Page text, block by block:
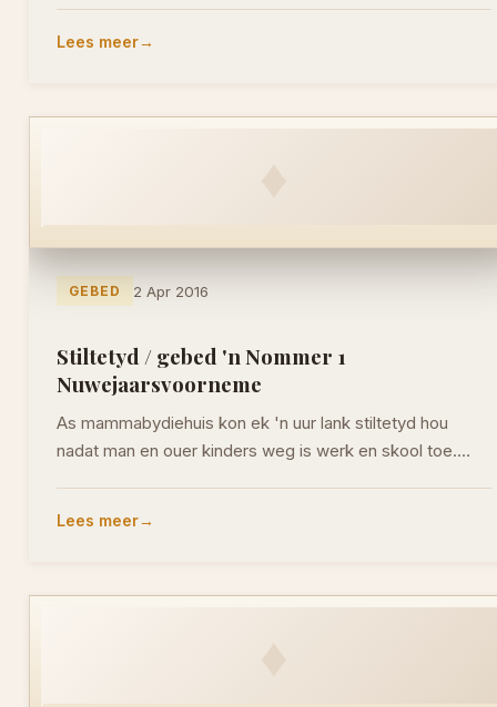
Lees meer
♦
GEBED 2 Apr 2016
Stiltetyd / gebed 'n Nommer 1
Nuwejaarsvoorneme
As mammabydiehuis kon ek 'n uur lank stiltetyd hou
nadat man en ouer kinders weg is werk en skool toe.…
Lees meer